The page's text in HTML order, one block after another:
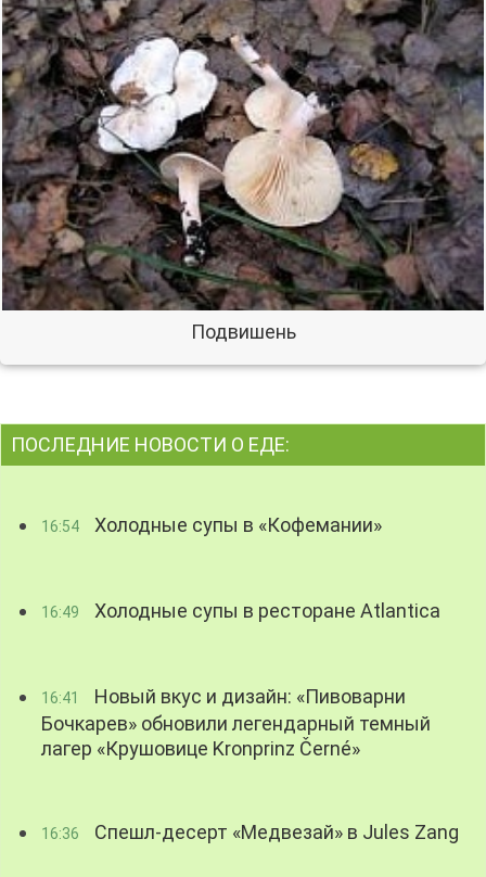
Подвишень
ПОСЛЕДНИЕ НОВОСТИ О ЕДЕ:
16:54 Холодные супы в «Кофемании»
16:49 Холодные супы в ресторане Atlantica
16:41
Новый вкус и дизайн: «Пивоварни
Бочкарев» обновили легендарный темный
лагер «Крушовице Kronprinz Černé»
16:36 Спешл-десерт «Медвезай» в Jules Zang